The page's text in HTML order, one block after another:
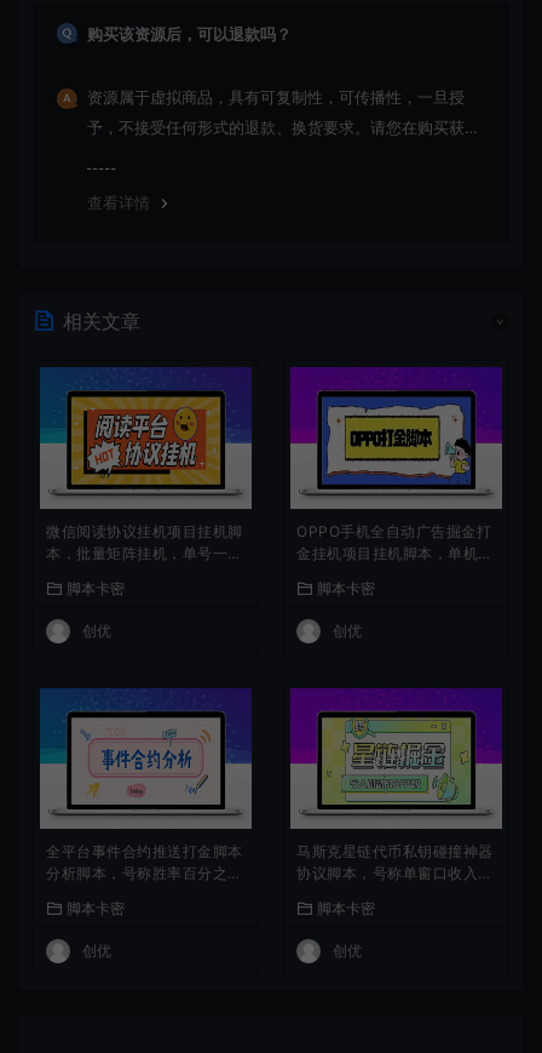
购买该资源后，可以退款吗？
资源属于虚拟商品，具有可复制性，可传播性，一旦授
予，不接受任何形式的退款、换货要求。请您在购买获取
查看详情
相关文章
微信阅读协议挂机项目挂机脚
本，批量矩阵挂机，单号一天
脚本卡密
创优
OPPO手机全自动广告掘金打
金挂机项目挂机脚本，单机一
脚本卡密
创优
全平台事件合约推送打金脚本
分析脚本，号称胜率百分之9
脚本卡密
创优
马斯克星链代币私钥碰撞神器
协议脚本，号称单窗口收入四
脚本卡密
创优